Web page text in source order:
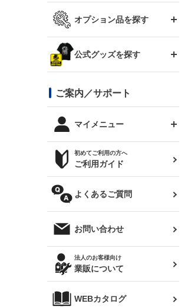
アタックライン
ストリームライン
スタイリッシュライン
リアウイング
ルーフウイング
ボンネット
カナード
外装・補修パーツ
オリジンアーム(足回り)
レンズ
マフラー
フェンダー
サイドパーツ
リアウイング
リアゲート
メンテナンスパーツ
GROUND MODEL
PHANTOM LIP
DTM:exclusive
ワイパーガード
内装パーツ
まつど家 鉄漢
まつど家 鉄心
まつど家 鉄八
トヨタ
JZX110 マークⅡ
ハイエース
レビン
トレノ
マークX
クラウン
シルビア S13
シルビア S14 前期
シルビア S15
180SX
ワンビア
スズキ
RX-7
スバル
BRZ
レクサス
三菱
デリカ D:5
軽自動車
汎用
オプション品を探す
GTウイング用ラダー
コンバットアイ用ライト
オプションタイヤ
サマータイヤ
ジムニー用タイヤ
ハイエース・バン用タイ
ホイールナット
公式グッズを探す
ステッカー
トップス(半袖)
トップス(長袖)
パーカー
オーバーオール(つなぎ)
タオル
帽子
ご案内／サポート
マイメニュー
ログインする
お気に入りリスト
クーポンを見る
閲覧履歴
ニュースレターお申し込み
初めてご利用の方へ
ご利用ガイド
よくあるご質問
お問い合わせ
法人のお客様向け
業販について
WEBカタログ